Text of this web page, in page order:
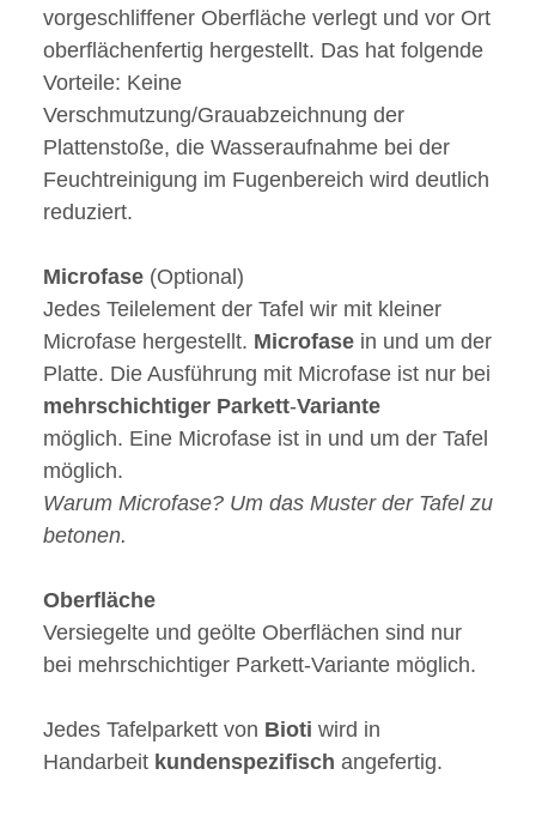
vorgeschliffener Oberfläche verlegt und vor Ort
oberflächenfertig hergestellt. Das hat folgende
Vorteile: Keine
Verschmutzung/Grauabzeichnung der
Plattenstoße, die Wasseraufnahme bei der
Feuchtreinigung im Fugenbereich wird deutlich
reduziert.
Microfase (Optional)
Jedes Teilelement der Tafel wir mit kleiner
Microfase hergestellt. Microfase in und um der
Platte. Die Ausführung mit Microfase ist nur bei
mehrschichtiger Parkett-Variante
möglich. Eine Microfase ist in und um der Tafel
möglich.
Warum Microfase? Um das Muster der Tafel zu
betonen.
Oberfläche
Versiegelte und geölte Oberflächen sind nur
bei mehrschichtiger Parkett-Variante möglich.
Jedes Tafelparkett von Bioti wird in
Handarbeit kundenspezifisch angefertig.